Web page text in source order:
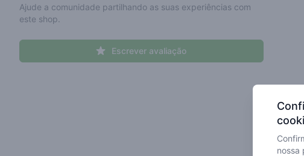
Ajude a comunidade partilhando as suas experiências com
este shop.
Escrever avaliação
nossa